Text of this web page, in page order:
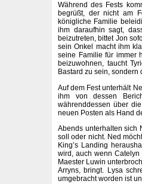
Während des Fests
begrüßt, der nicht am
königliche Familie
ihm daraufhin sagt,
beizutreten, bittet Jon
sein Onkel macht ihm
seine Familie für immer
beizuwohnen, taucht
Bastard zu sein,
Auf dem Fest unterhält
ihm von dessen
währenddessen über
neuen Posten als Hand
Abends unterhalten sich
soll oder nicht. Ned
King’s Landing
wird, auch wenn
Maester Luwin
Arryns, bringt. Lysa
umgebracht worden ist